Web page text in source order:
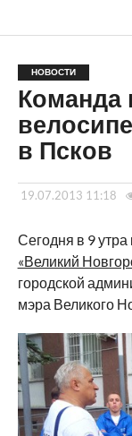
НОВОСТИ
Команда
в Псков
19.07.2013 11:18
Сегодня в 9
«Великий
городской
мэра Великого